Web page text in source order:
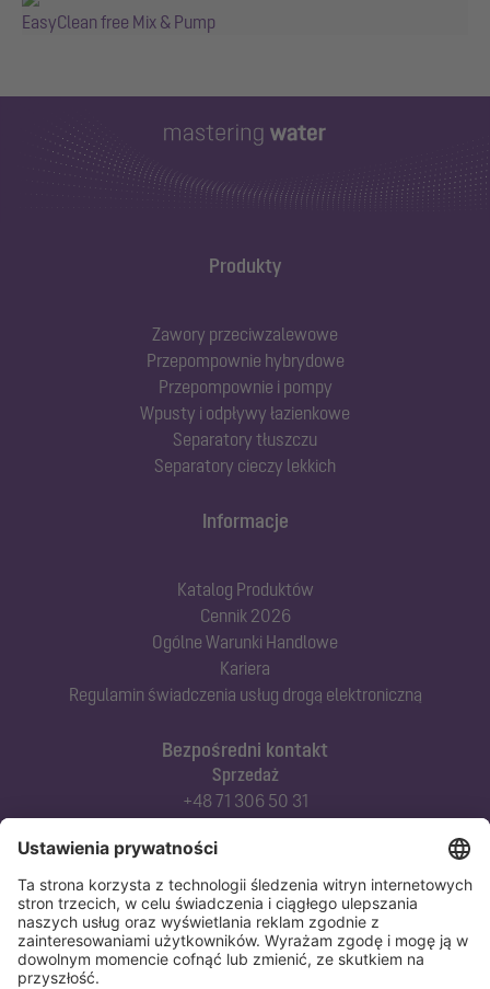
EasyClean free Mix & Pump
Produkty
Zawory przeciwzalewowe
Przepompownie hybrydowe
Przepompownie i pompy
Wpusty i odpływy łazienkowe
Separatory tłuszczu
Separatory cieczy lekkich
Bezpośredni kontakt
Sprzedaż
+48 71 306 50 31
Doradztwo techniczne
Serwis techniczny
+48 71 306 50 51
Informacje
Katalog Produktów
Cennik 2026
Ogólne Warunki Handlowe
Kariera
Regulamin świadczenia usług drogą elektroniczną